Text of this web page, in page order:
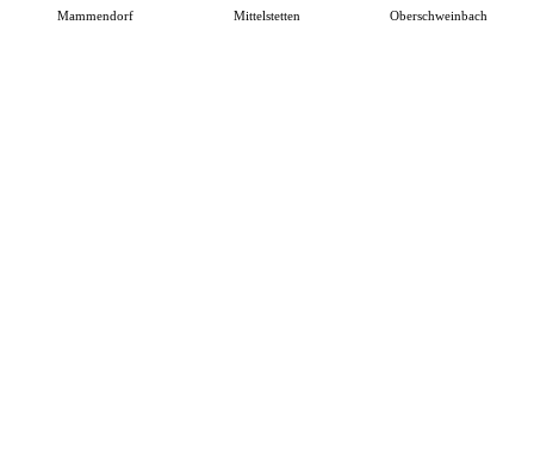
Mammendorf Mittelstetten Oberschweinbach